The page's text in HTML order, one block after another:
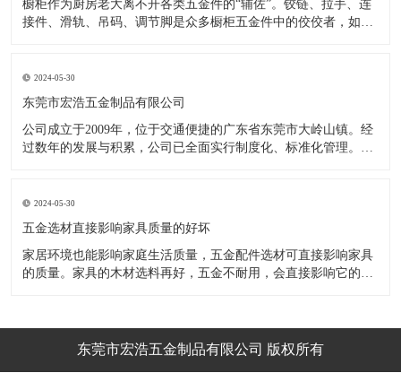
橱柜作为厨房老大离不开各类五金件的“辅佐”。铰链、拉手、连
接件、滑轨、吊码、调节脚是众多橱柜五金件中的佼佼者，如果
调节脚，橱柜就像得了“软骨症”，站都站不直……五花八门的橱
柜五金件好
2024-05-30
东莞市宏浩五金制品有限公司
公司成立于2009年，位于交通便捷的广东省东莞市大岭山镇。经
过数年的发展与积累，公司已全面实行制度化、标准化管理。从
的改造创新，设计制造了一系列更加新颖、美观、更具时代潮流
的新
2024-05-30
五金选材直接影响家具质量的好坏
家居环境也能影响家庭生活质量，五金配件选材可直接影响家具
的质量。家具的木材选料再好，五金不耐用，会直接影响它的使
金、铝合金等。不同五金的加工工艺不同：钳工、表面涂覆处
理、焊接、机械加东莞市宏浩五金制品有限公司 版权所有